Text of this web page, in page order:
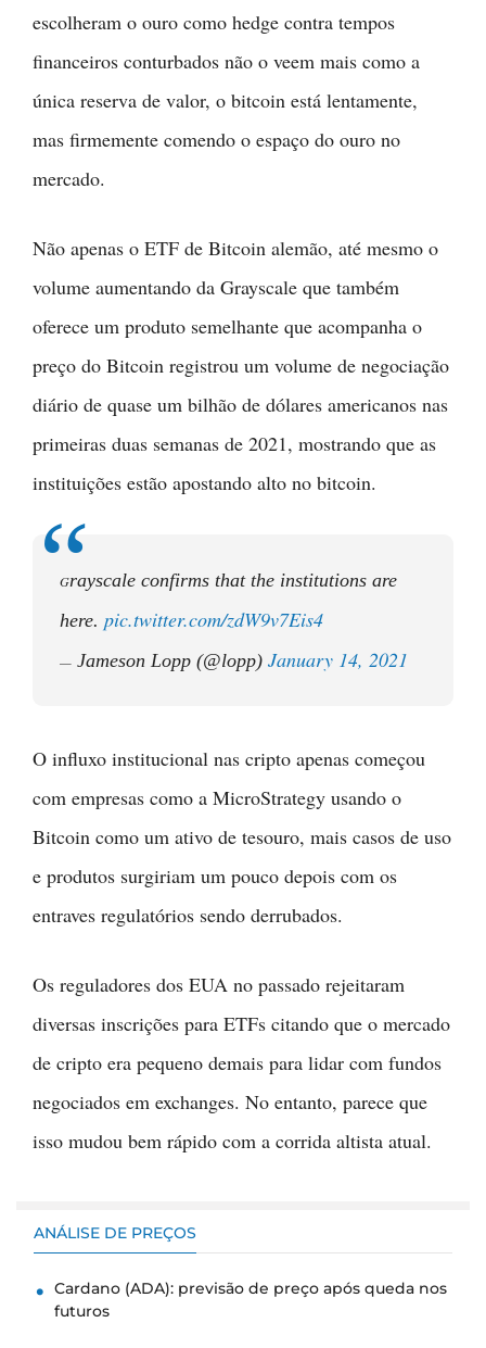
escolheram o ouro como hedge contra tempos
financeiros conturbados não o veem mais como a
única reserva de valor, o bitcoin está lentamente,
mas firmemente comendo o espaço do ouro no
mercado.
Não apenas o ETF de Bitcoin alemão, até mesmo o
volume aumentando da Grayscale que também
oferece um produto semelhante que acompanha o
preço do Bitcoin registrou um volume de negociação
diário de quase um bilhão de dólares americanos nas
primeiras duas semanas de 2021, mostrando que as
instituições estão apostando alto no bitcoin.
Grayscale confirms that the institutions are
here. pic.twitter.com/zdW9v7Eis4
— Jameson Lopp (@lopp) January 14, 2021
O influxo institucional nas cripto apenas começou
com empresas como a MicroStrategy usando o
Bitcoin como um ativo de tesouro, mais casos de uso
e produtos surgiriam um pouco depois com os
entraves regulatórios sendo derrubados.
Os reguladores dos EUA no passado rejeitaram
diversas inscrições para ETFs citando que o mercado
de cripto era pequeno demais para lidar com fundos
negociados em exchanges. No entanto, parece que
isso mudou bem rápido com a corrida altista atual.
ANÁLISE DE PREÇOS
Cardano (ADA): previsão de preço após queda nos
futuros